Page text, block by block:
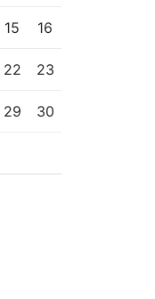
15 16
22 23
29 30